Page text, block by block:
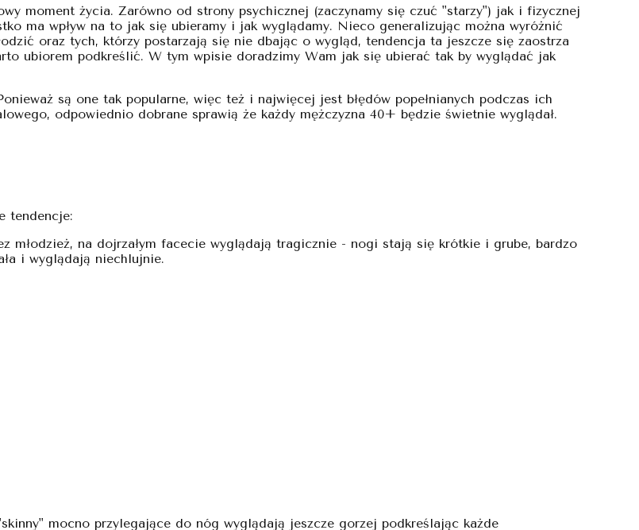
moment życia. Zarówno od strony psychicznej (zaczynamy się czuć "starzy") jak i fizycznej
ma wpływ na to jak się ubieramy i jak wyglądamy. Nieco generalizując można wyróżnić
oraz tych, którzy postarzają się nie dbając o wygląd, tendencja ta jeszcze się zaostrza
ubiorem podkreślić. W tym wpisie doradzimy Wam jak się ubierać tak by wyglądać jak
są one tak popularne, więc też i najwięcej jest błędów popełnianych podczas ich
odpowiednio dobrane sprawią że każdy mężczyzna 40+ będzie świetnie wyglądał.
tendencje:
młodzież, na dojrzałym facecie wyglądają tragicznie - nogi stają się krótkie i grube, bardzo
i wyglądają niechlujnie.
mocno przylegające do nóg wyglądają jeszcze gorzej podkreślając każde